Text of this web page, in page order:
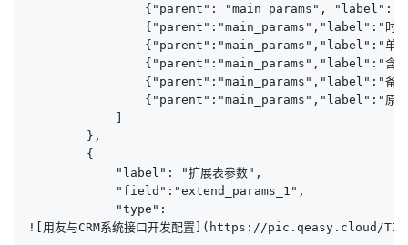
{"parent": "main_params", "label":
{"parent":"main_params","label":"
{"parent":"main_params","label":"单
{"parent":"main_params","label":"含
{"parent":"main_params","label":"
{"parent":"main_params","label":"原
            ]
        },
        {
            "label": "扩展表参数",
            "field":"extend_params_1",
            "type":
![用友与CRM系统接口开发配置](https://pic.qeasy.cloud/